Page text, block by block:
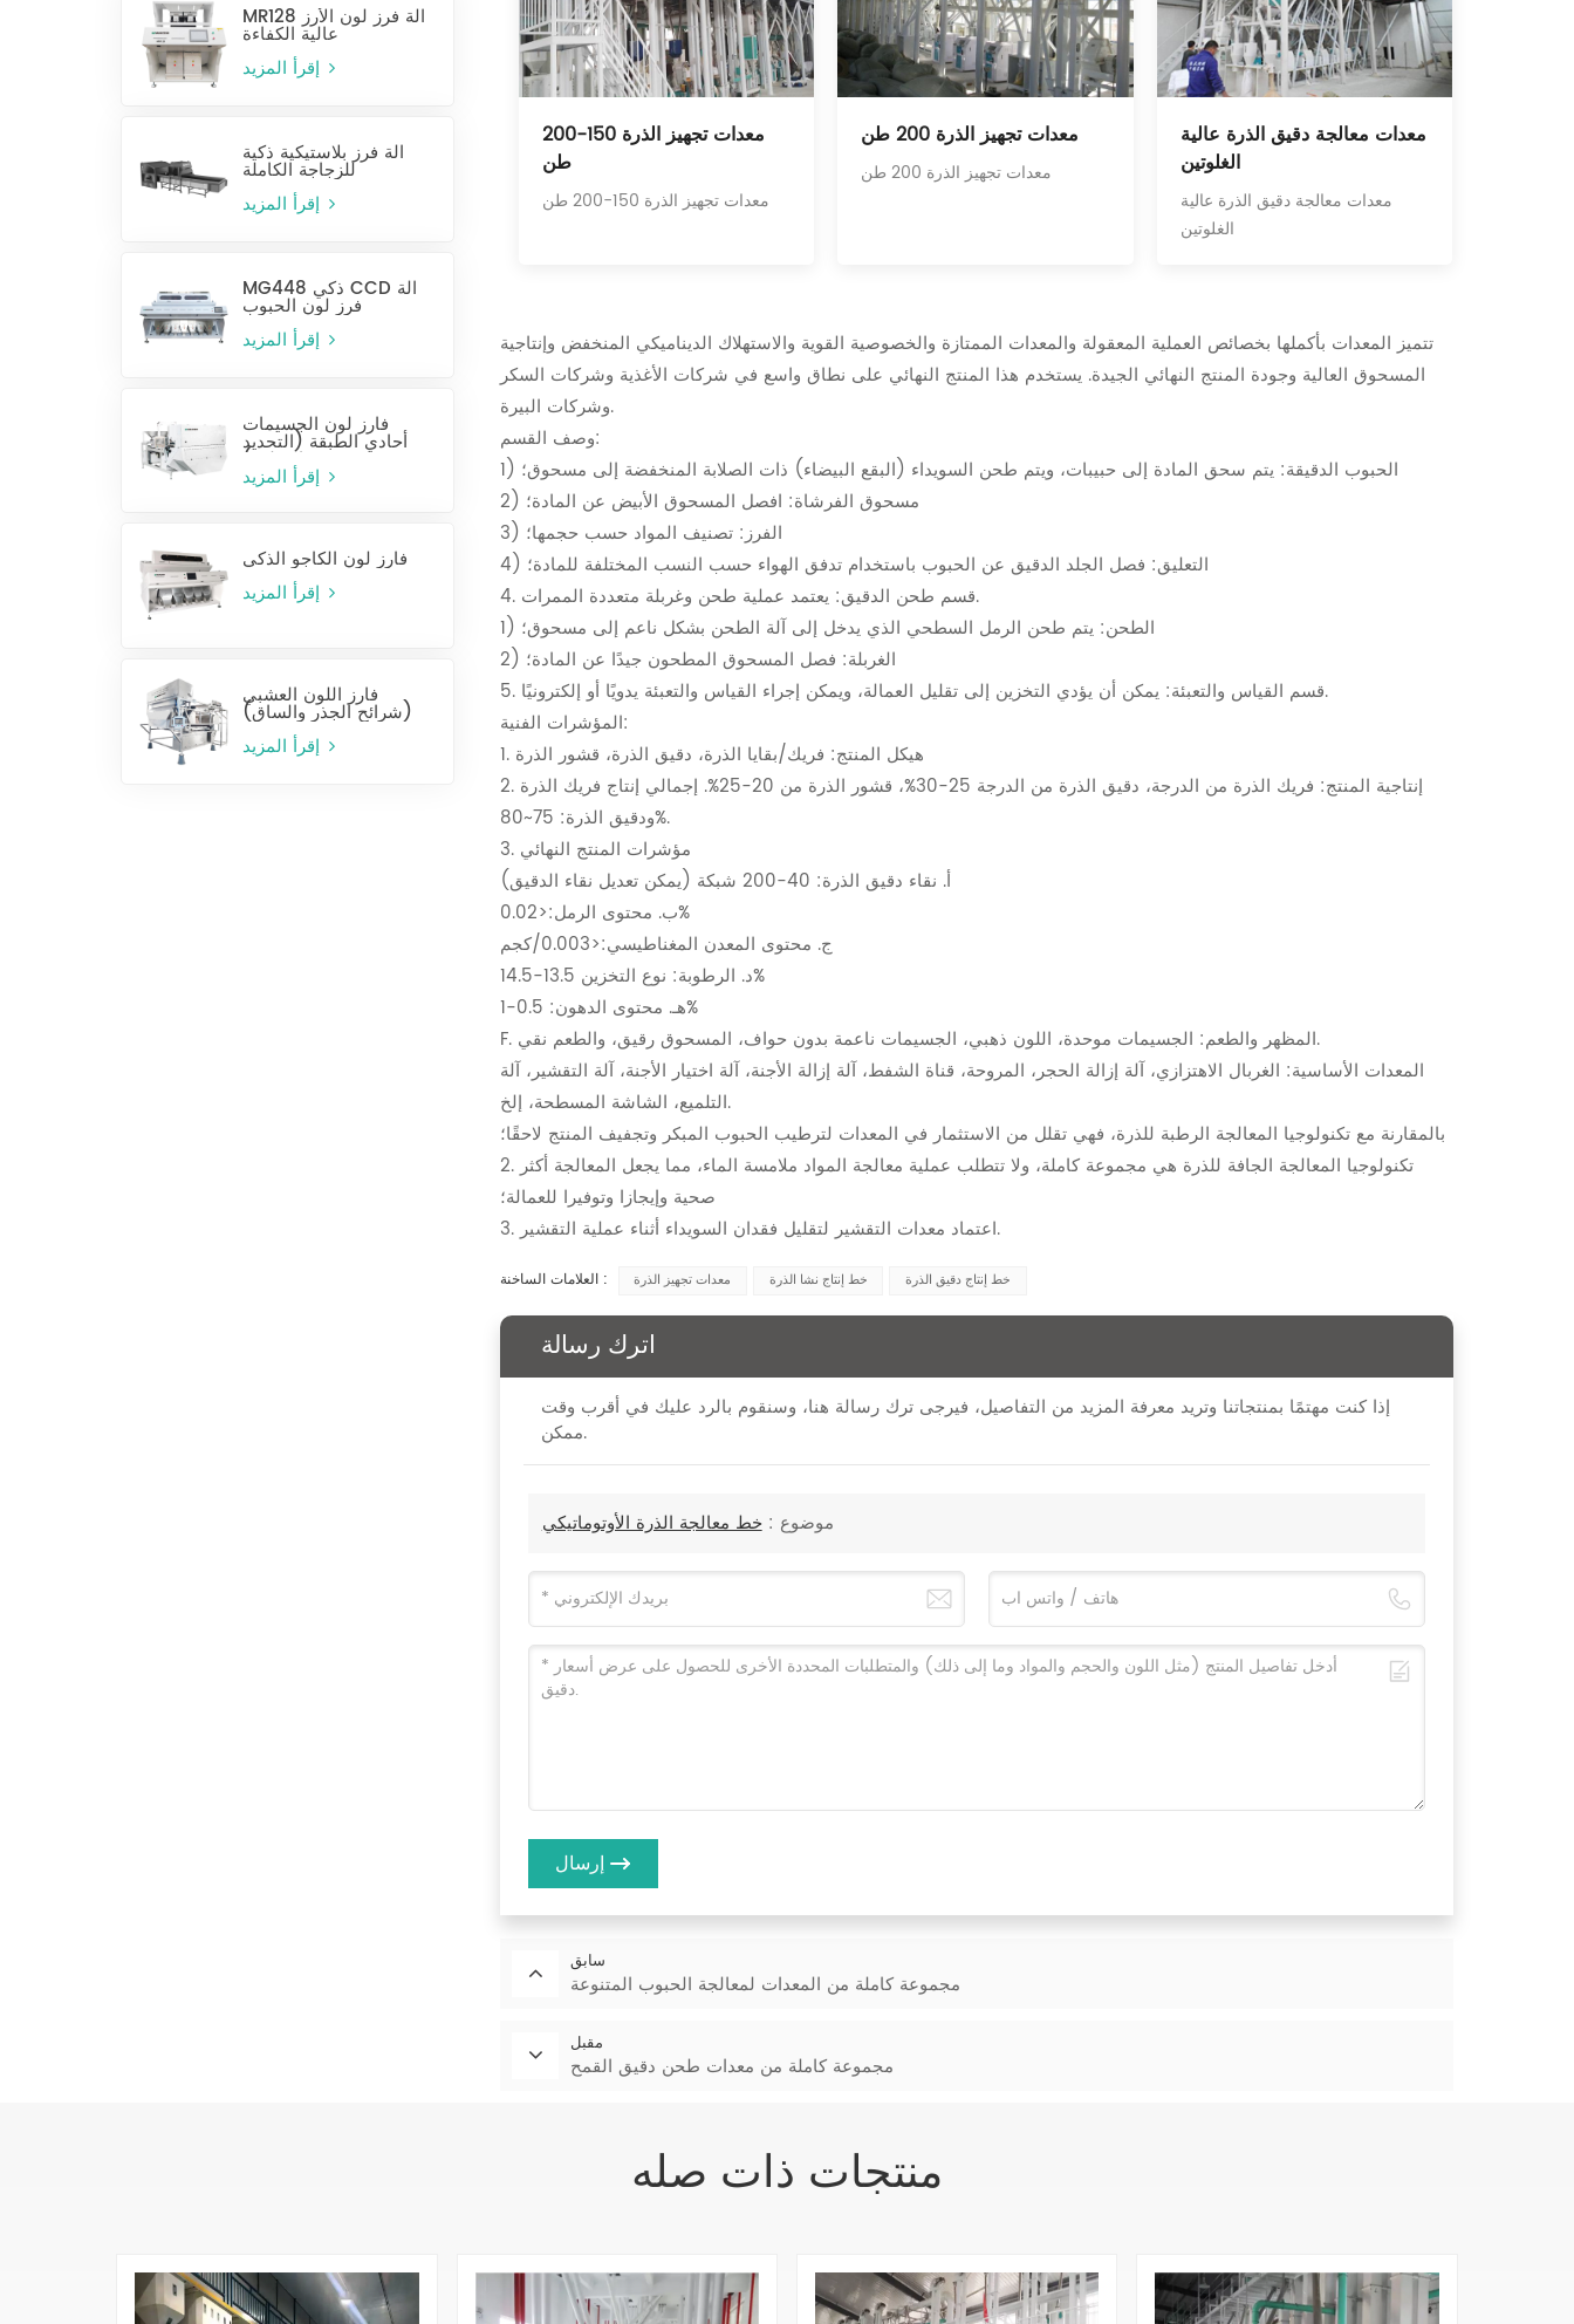
MR128 آلة فرز لون الأرز
عالية الكفاءة
إقرأ المزيد
آلة فرز بلاستيكية ذكية
للزجاجة الكاملة
إقرأ المزيد
MG448 ذكي CCD آلة
فرز لون الحبوب
إقرأ المزيد
فارز لون الجسيمات
أحادي الطبقة (التحديد
الرطب)
إقرأ المزيد
فارز لون الكاجو الذكي
إقرأ المزيد
فارز اللون العشبي
(شرائح الجذر والساق)
إقرأ المزيد
معدات تجهيز الذرة 150-200
طن
معدات تجهيز الذرة 150-200 طن
معدات تجهيز الذرة 200 طن
معدات تجهيز الذرة 200 طن
معدات معالجة دقيق الذرة عالية
الغلوتين
معدات معالجة دقيق الذرة عالية
الغلوتين
تتميز المعدات بأكملها بخصائص العملية المعقولة والمعدات الممتازة والخصوصية القوية والاستهلاك الديناميكي المنخفض وإنتاجية
المسحوق العالية وجودة المنتج النهائي الجيدة. يستخدم هذا المنتج النهائي على نطاق واسع في شركات الأغذية وشركات السكر
وشركات البيرة.
وصف القسم:
1) الحبوب الدقيقة: يتم سحق المادة إلى حبيبات، ويتم طحن السويداء (البقع البيضاء) ذات الصلابة المنخفضة إلى مسحوق؛
2) مسحوق الفرشاة: افصل المسحوق الأبيض عن المادة؛
3) الفرز: تصنيف المواد حسب حجمها؛
4) التعليق: فصل الجلد الدقيق عن الحبوب باستخدام تدفق الهواء حسب النسب المختلفة للمادة؛
4. قسم طحن الدقيق: يعتمد عملية طحن وغربلة متعددة الممرات.
1) الطحن: يتم طحن الرمل السطحي الذي يدخل إلى آلة الطحن بشكل ناعم إلى مسحوق؛
2) الغربلة: فصل المسحوق المطحون جيدًا عن المادة؛
5. قسم القياس والتعبئة: يمكن أن يؤدي التخزين إلى تقليل العمالة، ويمكن إجراء القياس والتعبئة يدويًا أو إلكترونيًا.
المؤشرات الفنية:
1. هيكل المنتج: فريك/بقايا الذرة، دقيق الذرة، قشور الذرة
2. إنتاجية المنتج: فريك الذرة من الدرجة، دقيق الذرة من الدرجة 25-30%، قشور الذرة من 20-25%. إجمالي إنتاج فريك الذرة
ودقيق الذرة: 75~80%.
3. مؤشرات المنتج النهائي
أ. نقاء دقيق الذرة: 40-200 شبكة (يمكن تعديل نقاء الدقيق)
ب. محتوى الرمل:<0.02%
ج. محتوى المعدن المغناطيسي:<0.003/كجم
د. الرطوبة: نوع التخزين 13.5-14.5%
هـ. محتوى الدهون: 0.5-1%
F. المظهر والطعم: الجسيمات موحدة، اللون ذهبي، الجسيمات ناعمة بدون حواف، المسحوق رقيق، والطعم نقي.
المعدات الأساسية: الغربال الاهتزازي، آلة إزالة الحجر، المروحة، قناة الشفط، آلة إزالة الأجنة، آلة اختيار الأجنة، آلة التقشير، آلة
التلميع، الشاشة المسطحة، إلخ.
بالمقارنة مع تكنولوجيا المعالجة الرطبة للذرة، فهي تقلل من الاستثمار في المعدات لترطيب الحبوب المبكر وتجفيف المنتج لاحقًا؛
2. تكنولوجيا المعالجة الجافة للذرة هي مجموعة كاملة، ولا تتطلب عملية معالجة المواد ملامسة الماء، مما يجعل المعالجة أكثر
صحية وإيجازا وتوفيرا للعمالة؛
3. اعتماد معدات التقشير لتقليل فقدان السويداء أثناء عملية التقشير.
العلامات الساخنة : معدات تجهيز الذرة خط إنتاج نشا الذرة خط إنتاج دقيق الذرة
اترك رسالة
إذا كنت مهتمًا بمنتجاتنا وتريد معرفة المزيد من التفاصيل، فيرجى ترك رسالة هنا، وسنقوم بالرد عليك في أقرب وقت
ممكن.
موضوع :خط معالجة الذرة الأوتوماتيكي
إرسال
سابق
مجموعة كاملة من المعدات لمعالجة الحبوب المتنوعة
مقبل
مجموعة كاملة من معدات طحن دقيق القمح
منتجات ذات صله